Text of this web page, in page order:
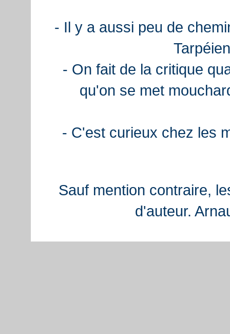
- Il y a aussi peu de
- On fait de la critique
qu'on se met
- C'est curieux chez les
Sauf mention contraire,
d'auteur.